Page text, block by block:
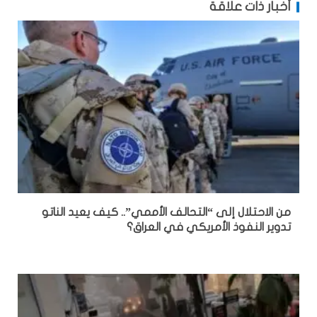
أخبار ذات علاقة
من الاحتلال إلى “التحالف الأممي”.. كيف يعيد الناتو
تدوير النفوذ الأمريكي في العراق؟